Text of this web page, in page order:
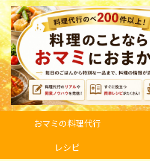
おマミの料理代行
レシピ